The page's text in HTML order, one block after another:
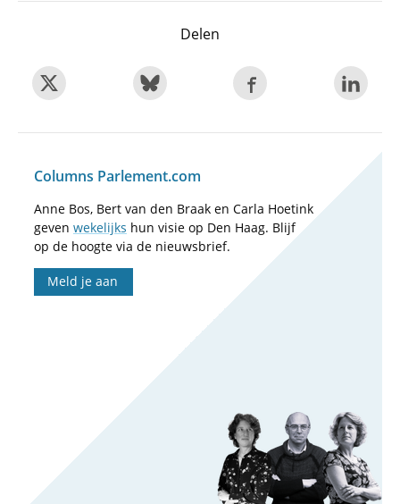
Delen
Columns Parlement.com
Anne Bos, Bert van den Braak en Carla Hoetink
geven wekelijks hun visie op Den Haag. Blijf
op de hoogte via de nieuwsbrief.
Meld je aan